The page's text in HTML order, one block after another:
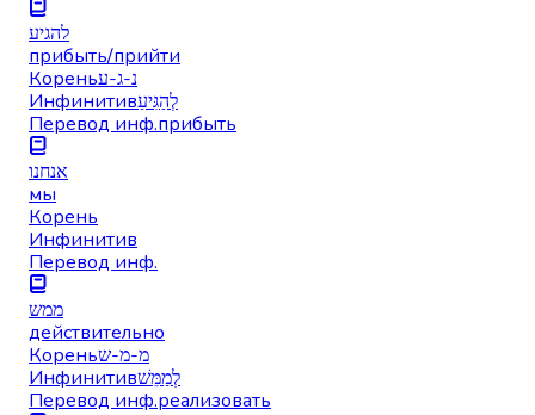
להגיע
прибыть/прийти
Кореньנ-ג-ע
Инфинитивלְהַגִּיעַ
Перевод инф.прибыть
אנחנו
мы
Корень
Инфинитив
Перевод инф.
ממש
действительно
Кореньמ-מ-ש
Инфинитивלְמַמֵּשׁ
Перевод инф.реализовать